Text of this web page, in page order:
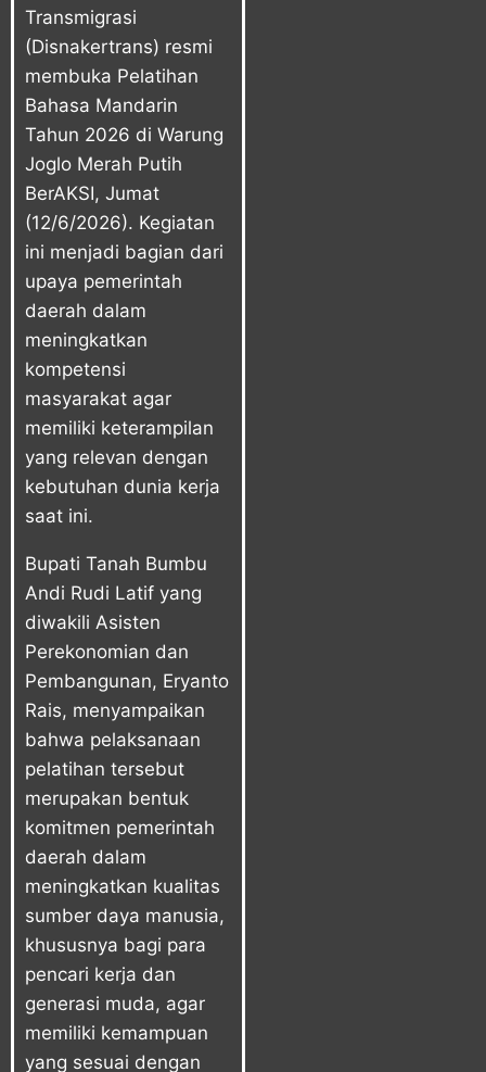
Transmigrasi
(Disnakertrans) resmi
membuka Pelatihan
Bahasa Mandarin
Tahun 2026 di Warung
Joglo Merah Putih
BerAKSI, Jumat
(12/6/2026). Kegiatan
ini menjadi bagian dari
upaya pemerintah
daerah dalam
meningkatkan
kompetensi
masyarakat agar
memiliki keterampilan
yang relevan dengan
kebutuhan dunia kerja
saat ini.
Bupati Tanah Bumbu
Andi Rudi Latif yang
diwakili Asisten
Perekonomian dan
Pembangunan, Eryanto
Rais, menyampaikan
bahwa pelaksanaan
pelatihan tersebut
merupakan bentuk
komitmen pemerintah
daerah dalam
meningkatkan kualitas
sumber daya manusia,
khususnya bagi para
pencari kerja dan
generasi muda, agar
memiliki kemampuan
yang sesuai dengan